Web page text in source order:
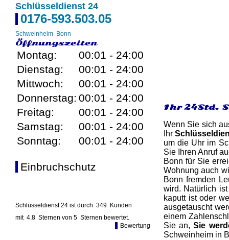
Schlüsseldienst 24
0176-593.503.05
Schweinheim Bonn
Öffnungszeiten
Montag:
00:01 - 24:00
Dienstag:
00:01 - 24:00
Mittwoch:
00:01 - 24:00
Donnerstag: 00:01 - 24:00
Freitag:
00:01 - 24:00
Samstag:
00:01 - 24:00
Sonntag:
00:01 - 24:00
Einbruchschutz
Schlüsseldienst 24 ist durch 349 Kunden
mit 4.8 Sternen von 5 Sternen bewertet.
Bewertung
Ihr 24Std.
Wenn Sie sich
Ihr
um die Uhr im
Sie Ihren Anruf
Bonn für Sie
Wohnung auch
Bonn fremden
wird. Natürlich
kaputt ist oder
ausgetauscht
einem
Sie an,Sie
Schweinheim in